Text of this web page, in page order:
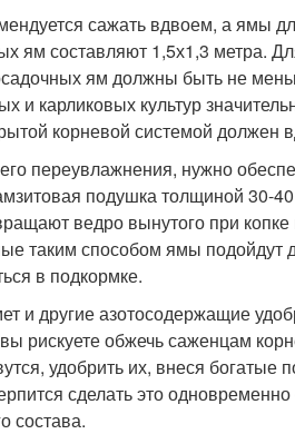
сажать вдвоем, а ямы
ям составляют 1,5х1,3 метра.
ям должны быть не
и карликовых культур
корневой системой должен
переувлажнения, нужно
подушка толщиной 30-
ведро вынутого при копке
таким способом ямы
в подкормке.
и другие азотосодержащие
рискуете обжечь саженцам
удобрить их, внеся
сделать это
состава.